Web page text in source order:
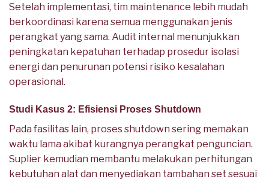
Setelah implementasi, tim maintenance lebih mudah
berkoordinasi karena semua menggunakan jenis
perangkat yang sama. Audit internal menunjukkan
peningkatan kepatuhan terhadap prosedur isolasi
energi dan penurunan potensi risiko kesalahan
operasional.
Studi Kasus 2: Efisiensi Proses Shutdown
Pada fasilitas lain, proses shutdown sering memakan
waktu lama akibat kurangnya perangkat penguncian.
Suplier kemudian membantu melakukan perhitungan
kebutuhan alat dan menyediakan tambahan set sesuai